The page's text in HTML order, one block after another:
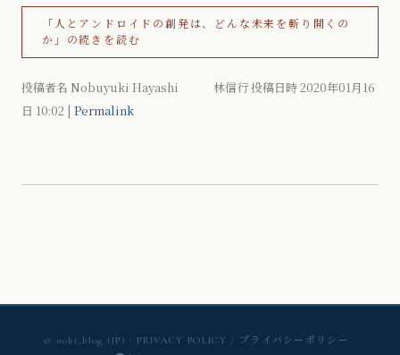
「人とアンドロイドの創発は、どんな未来を斬り開くの
か」の続きを読む
投稿者名 Nobuyuki Hayashi 林信行 投稿日時 2020年01月16
日 10:02 | Permalink
© nobi_blog (JP) ・ PRIVACY POLICY / プライバシーポリシー